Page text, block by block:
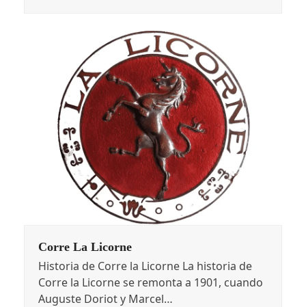
Corre La Licorne
Historia de Corre la Licorne La historia de
Corre la Licorne se remonta a 1901, cuando
Auguste Doriot y Marcel…